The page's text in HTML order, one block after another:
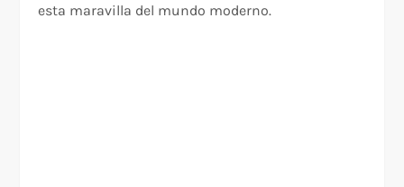
esta maravilla del mundo moderno.